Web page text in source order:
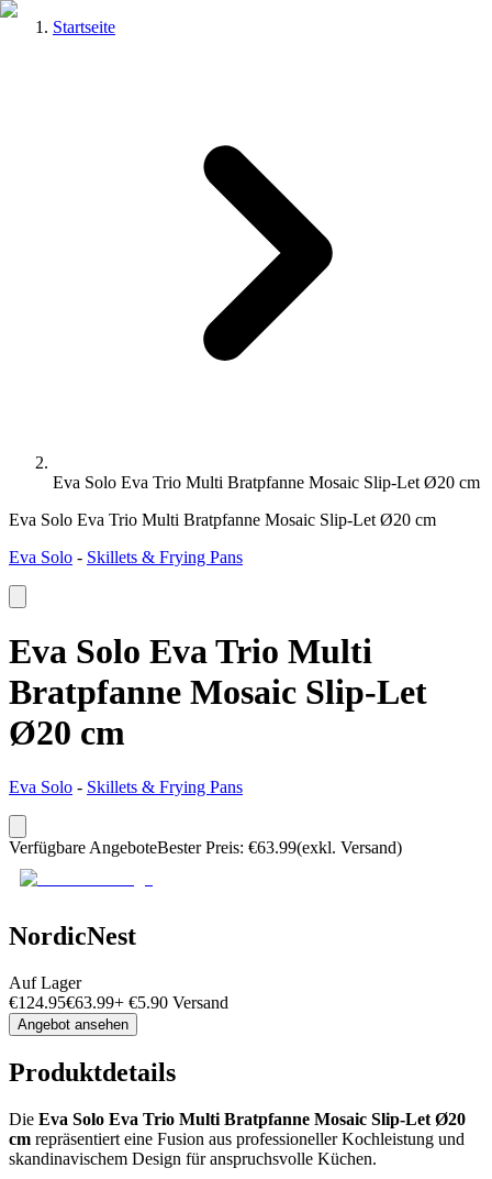
Startseite
Eva Solo Eva Trio Multi Bratpfanne Mosaic Slip-Let Ø20 cm
Eva Solo Eva Trio Multi Bratpfanne Mosaic Slip-Let Ø20 cm
Eva Solo - Skillets & Frying Pans
Eva Solo Eva Trio Multi
Bratpfanne Mosaic Slip-Let
Ø20 cm
Eva Solo - Skillets & Frying Pans
Verfügbare AngeboteBester Preis: €63.99(exkl. Versand)
NordicNest
Auf Lager
€124.95€63.99+ €5.90 Versand
Angebot ansehen
Produktdetails
Die Eva Solo Eva Trio Multi Bratpfanne Mosaic Slip-Let Ø20
cm repräsentiert eine Fusion aus professioneller Kochleistung und
skandinavischem Design für anspruchsvolle Küchen.